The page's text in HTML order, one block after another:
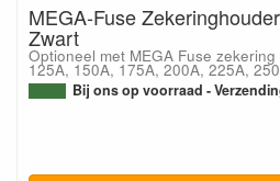
MEGA-Fuse
Zwart
Optioneel met MEGA Fuse
125A, 150A, 175A, 200A, 225A,
Bij ons op voorraad -